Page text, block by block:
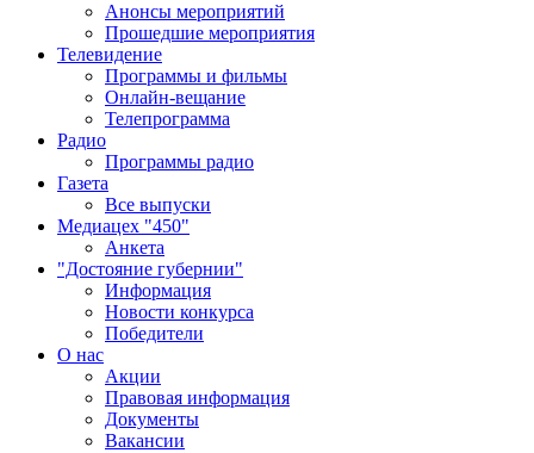
Анонсы мероприятий
Прошедшие мероприятия
Телевидение
Программы и фильмы
Онлайн-вещание
Телепрограмма
Радио
Программы радио
Газета
Все выпуски
Медиацех "450"
Анкета
"Достояние губернии"
Информация
Новости конкурса
Победители
О нас
Акции
Правовая информация
Документы
Вакансии